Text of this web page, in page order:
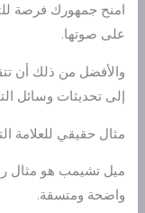
امنح جمهورك فرصة
على صوتها.
والأفضل من ذلك أن
إلى تحديثات وسائل
مثال حقيقي للعلامة
ميل تشيمب هو مثال
واضحة ومتسقة.